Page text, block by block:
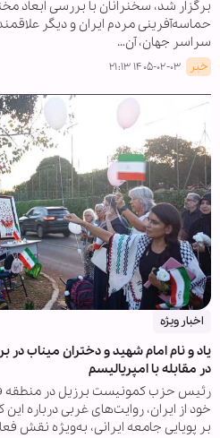
برگزار شد، سخنرانان با بررسی ابعاد
حماسه‌آفرینی مردم ایران و دیگر
سراسر جهان، آن…
خبر ۱۴۰۵-۰۲-۰۳ ۲۱:۱۳
اخبار ویژه
یاد و نام امام شهید و دختران میناب در
در مقابله با امپریالیسم
رئیس حزب کمونیست برزیل در منطقه
خود از ایران، روایت‌های غربی درباره
بر پویایی جامعه ایرانی، به‌ویژه نقش